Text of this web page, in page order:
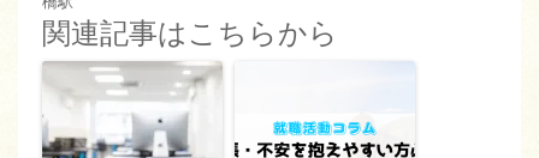
関連記事はこちらから